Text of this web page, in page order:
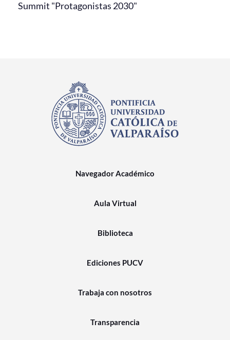
Summit "Protagonistas 2030"
Navegador Académico
Aula Virtual
Biblioteca
Ediciones PUCV
Trabaja con nosotros
Transparencia